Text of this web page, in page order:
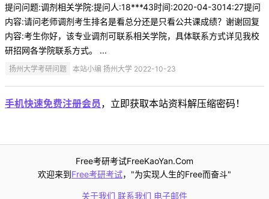
提问问题:调剂相关学院:提问人:18***43时间:2020-04-3014:27提问
内容:请问老师调剂考生排名是看总分还是只看公共课成绩？谢谢回复
内容:考生你好，该专业调剂可联系相关学院，具体联系方式详见我校
研招网各学院联系方式。 ...
扬州大学考研问题 本站小编 扬州大学 2022-10-23
手机快速免费注册会员 ，立即获取本站资料解压缩密码！
Free考研考试FreeKaoYan.Com
欢迎来到Free考研考试，"为实现人生的Free而奋斗"
关于我们 联系我们 电子邮件